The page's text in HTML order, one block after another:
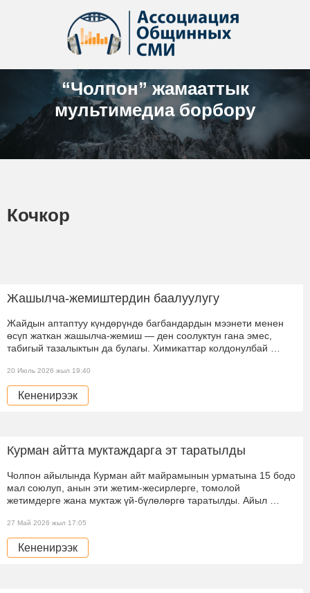
“Чолпон” жамааттык
мультимедиа борбору
Кочкор
Жашылча-жемиштердин баалуулугу
Жайдын аптаптуу күндөрүндө багбандардын мээнети менен
өсүп жаткан жашылча-жемиш — ден соолуктун гана эмес,
табигый тазалыктын да булагы. Химикаттар колдонулбай …
20 Июль 2026 жыл 19:40
Кененирээк
Курман айтта муктаждарга эт таратылды
Чолпон айылында Курман айт майрамынын урматына 15 бодо
мал союлуп, анын эти жетим-жесирлерге, томолой
жетимдерге жана муктаж үй-бүлөлөргө таратылды. Айыл …
27 Май 2026 жыл 17:05
Кененирээк